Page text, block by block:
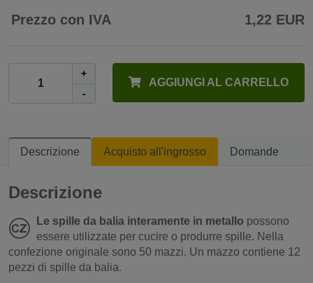
Prezzo con IVA 1,22 EUR
+
-
AGGIUNGI AL CARRELLO
Descrizione Acquisto all'ingrosso Domande
Descrizione
Le spille da balia interamente in metallo possono
essere utilizzate per cucire o produrre spille. Nella
confezione originale sono 50 mazzi. Un mazzo contiene 12
pezzi di spille da balia.